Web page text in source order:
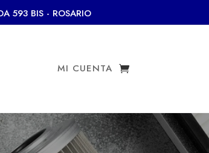
593 BIS - ROSARIO
MI CUENTA